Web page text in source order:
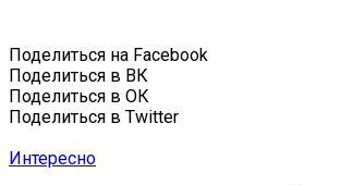
Поделиться на Facebook
Поделиться в ВК
Поделиться в ОК
Поделиться в Twitter
Интересно